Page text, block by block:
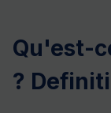
Qu'est-
?